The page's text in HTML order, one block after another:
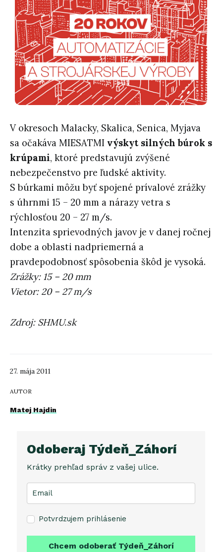
27. mája 2011
AUTOR
Matej Hajdin
V okresoch Malacky, Skalica, Senica, Myjava
sa očakáva MIESATMI výskyt silných búrok s
krúpami, ktoré predstavujú zvýšené
nebezpečenstvo pre ľudské aktivity.
S búrkami môžu byť spojené prívalové zrážky
s úhrnmi 15 – 20 mm a nárazy vetra s
rýchlosťou 20 – 27 m/s.
Intenzita sprievodných javov je v danej ročnej
dobe a oblasti nadpriemerná a
pravdepodobnosť spôsobenia škôd je vysoká.
Zrážky: 15 – 20 mm
Vietor: 20 – 27 m/s
Zdroj: SHMU.sk
Odoberaj Týdeň_Záhorí
Krátky prehľad správ z vašej ulice.
Potvrdzujem prihlásenie
Chcem odoberať Týdeň_Záhorí